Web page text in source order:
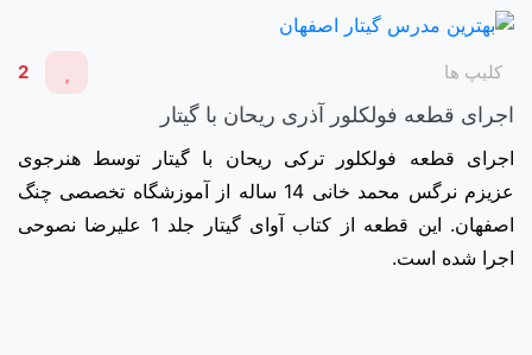
کلیپ ها 2
اجرای قطعه فولکلور آذری ریحان با گیتار
اجرای قطعه فولکلور ترکی ریحان با گیتار توسط هنرجوی
عزیزم نرگس محمد خانی 14 ساله از آموزشگاه تخصصی چنگ
اصفهان. این قطعه از کتاب آوای گیتار جلد 1 علیرضا نصوحی
اجرا شده است.